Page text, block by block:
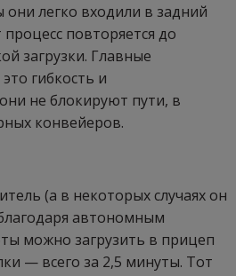
легко входили в задний
повторяется до
загрузки. Главные
гибкость и
не блокируют пути, в
конвейеров.
(а в некоторых случаях он
автономным
можно загрузить в прицеп
— всего за 2,5 минуты. Тот